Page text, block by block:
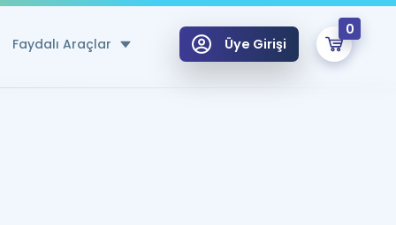
Faydalı Araçlar Üye Girişi
0